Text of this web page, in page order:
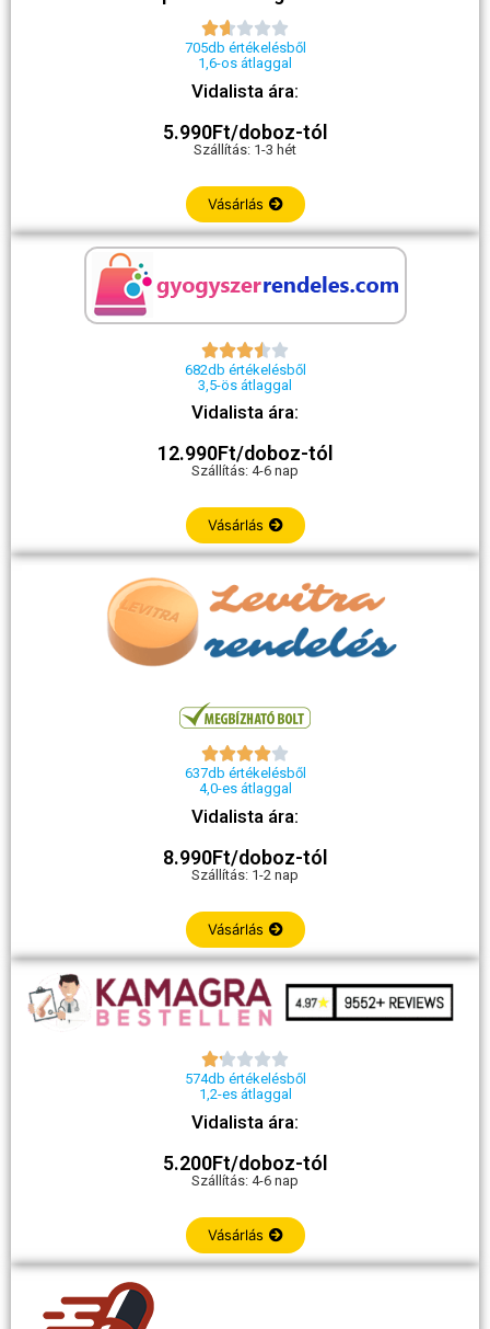

705db értékelésből
1,6-os átlaggal
Vidalista ára:
5.990Ft/doboz-tól
Szállítás: 1-3 hét
Vásárlás

682db értékelésből
3,5-ös átlaggal
Vidalista ára:
12.990Ft/doboz-tól
Szállítás: 4-6 nap
Vásárlás

637db értékelésből
4,0-es átlaggal
Vidalista ára:
8.990Ft/doboz-tól
Szállítás: 1-2 nap
Vásárlás

574db értékelésből
1,2-es átlaggal
Vidalista ára:
5.200Ft/doboz-tól
Szállítás: 4-6 nap
Vásárlás